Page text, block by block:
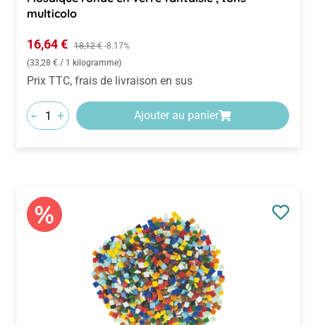
multicolo
Prix de vente :
16,64 € Prix régulier :
18,12 € -8.17%
(33,28 € / 1 kilogramme)
Prix TTC, frais de livraison en sus
- + Ajouter au panier